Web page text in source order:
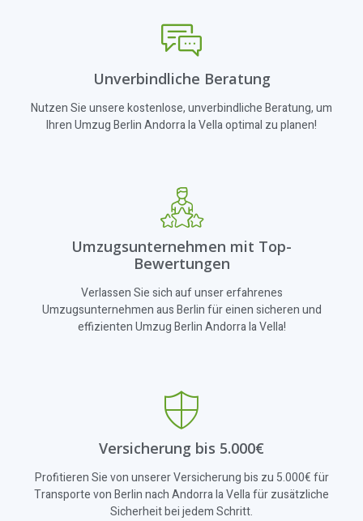
Unverbindliche Beratung
Nutzen Sie unsere kostenlose, unverbindliche Beratung, um
Ihren Umzug Berlin Andorra la Vella optimal zu planen!
Umzugsunternehmen mit Top-
Bewertungen
Verlassen Sie sich auf unser erfahrenes
Umzugsunternehmen aus Berlin für einen sicheren und
effizienten Umzug Berlin Andorra la Vella!
Versicherung bis 5.000€
Profitieren Sie von unserer Versicherung bis zu 5.000€ für
Transporte von Berlin nach Andorra la Vella für zusätzliche
Sicherheit bei jedem Schritt.